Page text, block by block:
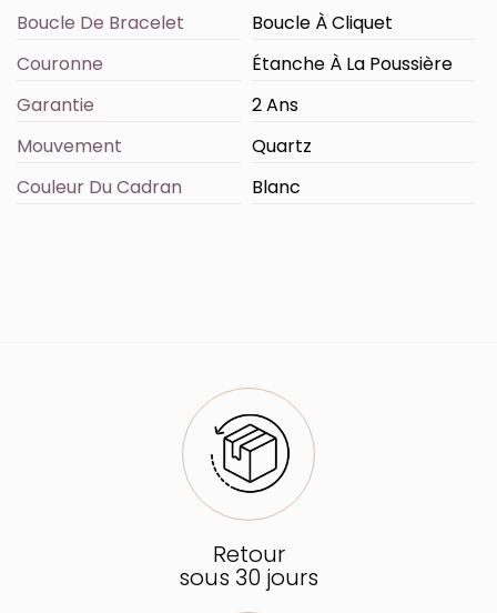
Boucle De Bracelet
Boucle À Cliquet
Couronne
Étanche À La Poussière
Garantie
2 Ans
Mouvement
Quartz
Couleur Du Cadran
Blanc
Retour
sous 30 jours